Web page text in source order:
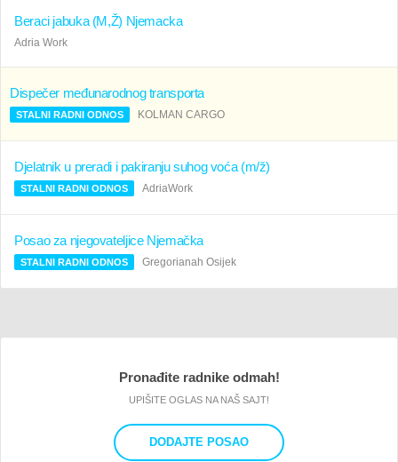
Beraci jabuka (M,Ž) Njemacka
Adria Work
Dispečer međunarodnog transporta
STALNI RADNI ODNOS KOLMAN CARGO
Djelatnik u preradi i pakiranju suhog voća (m/ž)
STALNI RADNI ODNOS AdriaWork
Posao za njegovateljice Njemačka
STALNI RADNI ODNOS Gregorianah Osijek
Pronađite radnike odmah!
UPIŠITE OGLAS NA NAŠ SAJT!
DODAJTE POSAO